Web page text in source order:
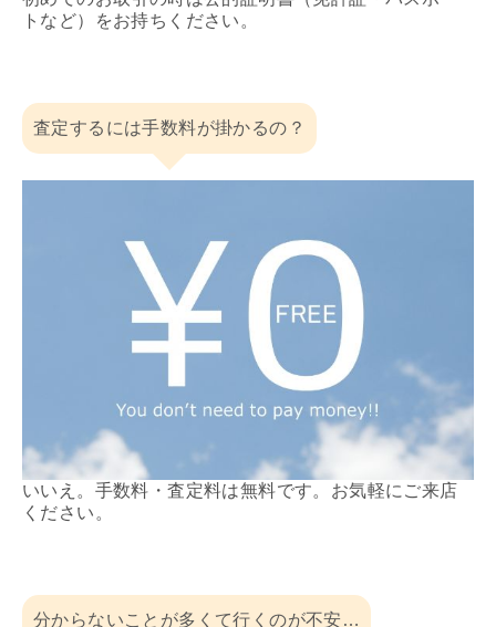
トなど）をお持ちください。
査定するには手数料が掛かるの？
いいえ。手数料・査定料は無料です。お気軽にご来店
ください。
分からないことが多くて行くのが不安…